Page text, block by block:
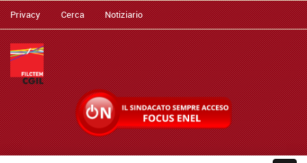
Privacy Cerca Notiziario